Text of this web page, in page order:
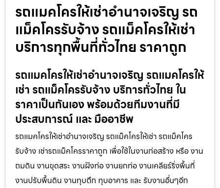
รถแมคโครให้เช่าอำนาจเจริญ รถ
แม็คโครรับจ้าง รถแม็คโครให้เช่า
บริการทุกพื้นที่ทั่วไทย ราคาถูก
รถแมคโครให้เช่าอำนาจเจริญ รถแมคโครให้
เช่า รถแม็คโครรับจ้าง บริการทั่วไทย ใน
ราคาเป็นกันเอง พร้อมด้วยทีมงานที่มี
ประสบการณ์ และ มืออาชีพ
รถแมคโครให้เช่าอำนาจเจริญ รถแม็คโครให้เช่า รถแม็คโคร
รับจ้าง เช่ารถแม็คโครราคาถูก เพื่อใช้ในงานก่อสร้าง หรือ งาน
ถมดิน งานขุดสระ งานฝังท่อ งานยกท่อ งานเคลียร์ริ่งพื้นที่
งานปรับพื้นดิน งานทุบตึก ทุบอาคาร และ รับงานอื่นๆอีก